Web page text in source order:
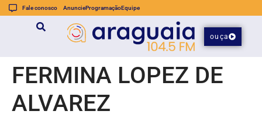
Fale conosco AnuncieProgramaçãoEquipe
ouça
FERMINA LOPEZ DE
ALVAREZ